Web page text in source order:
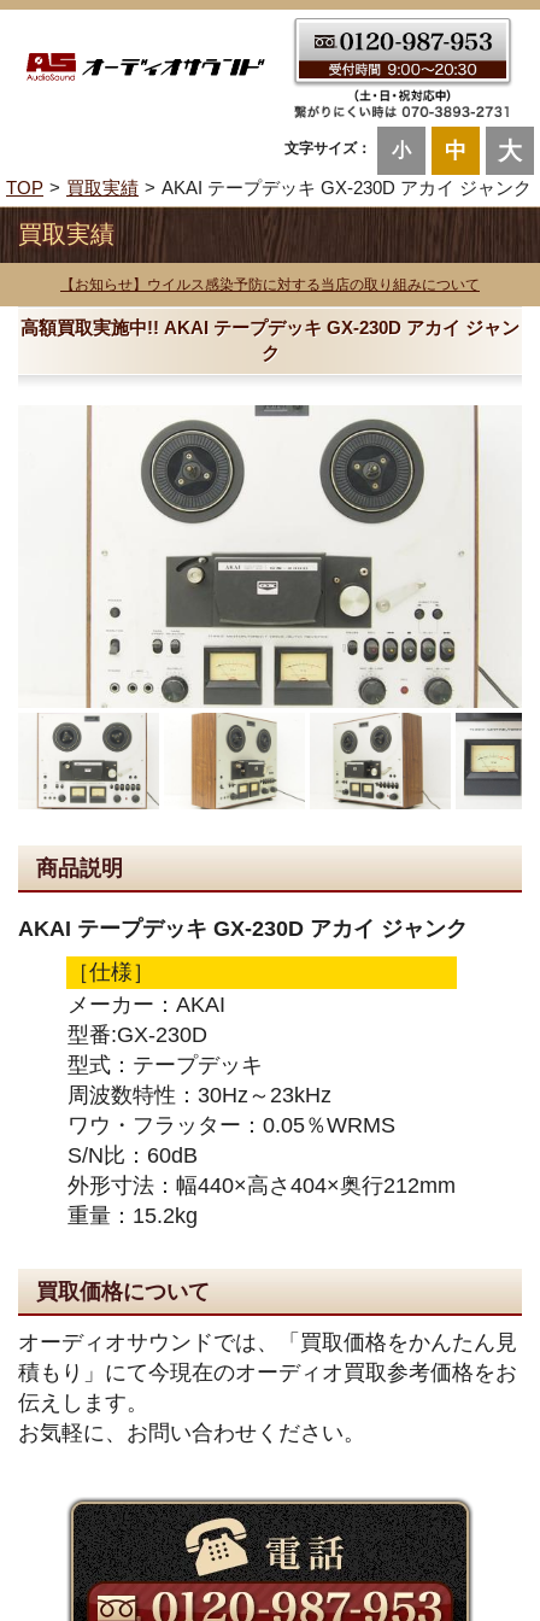
文字サイズ： 小 中 大
TOP 買取実績 AKAI テープデッキ GX-230D アカイ ジャンク
買取実績
【お知らせ】ウイルス感染予防に対する当店の取り組みについて
高額買取実施中!! AKAI テープデッキ GX-230D アカイ ジャン
ク
商品説明
AKAI テープデッキ GX-230D アカイ ジャンク
［仕様］
メーカー：AKAI
型番:GX-230D
型式：テープデッキ
周波数特性：30Hz～23kHz
ワウ・フラッター：0.05％WRMS
S/N比：60dB
外形寸法：幅440×高さ404×奥行212mm
重量：15.2kg
買取価格について
オーディオサウンドでは、「買取価格をかんたん見
積もり」にて今現在のオーディオ買取参考価格をお
伝えします。
お気軽に、お問い合わせください。